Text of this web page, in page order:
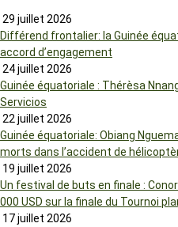
29 juillet 2026
Différend frontalier: la Guinée
accord d’engagement
24 juillet 2026
Guinée équatoriale : Thérèsa
Servicios
22 juillet 2026
Guinée équatoriale: Obiang
morts dans l’accident de
19 juillet 2026
Un festival de buts en finale :
000 USD sur la finale du Tournoi
17 juillet 2026